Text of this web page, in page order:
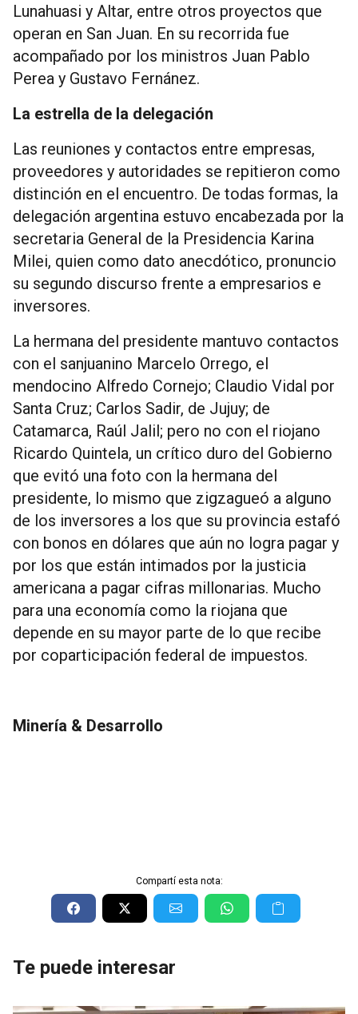
Lunahuasi y Altar, entre otros proyectos que
operan en San Juan. En su recorrida fue
acompañado por los ministros Juan Pablo
Perea y Gustavo Fernánez.
La estrella de la delegación
Las reuniones y contactos entre empresas,
proveedores y autoridades se repitieron como
distinción en el encuentro. De todas formas, la
delegación argentina estuvo encabezada por la
secretaria General de la Presidencia Karina
Milei, quien como dato anecdótico, pronuncio
su segundo discurso frente a empresarios e
inversores.
La hermana del presidente mantuvo contactos
con el sanjuanino Marcelo Orrego, el
mendocino Alfredo Cornejo; Claudio Vidal por
Santa Cruz; Carlos Sadir, de Jujuy; de
Catamarca, Raúl Jalil; pero no con el riojano
Ricardo Quintela, un crítico duro del Gobierno
que evitó una foto con la hermana del
presidente, lo mismo que zigzagueó a alguno
de los inversores a los que su provincia estafó
con bonos en dólares que aún no logra pagar y
por los que están intimados por la justicia
americana a pagar cifras millonarias. Mucho
para una economía como la riojana que
depende en su mayor parte de lo que recibe
por coparticipación federal de impuestos.
Minería & Desarrollo
Compartí esta nota:
Te puede interesar